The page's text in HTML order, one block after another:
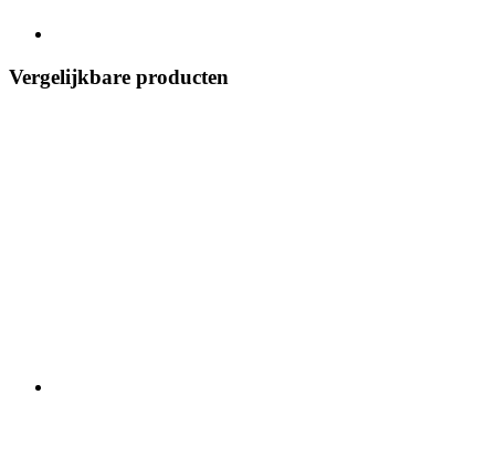
Vergelijkbare producten